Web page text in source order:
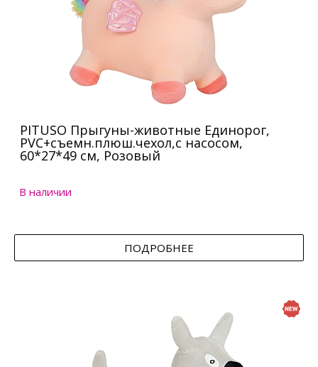
PITUSO Прыгуны-животные Единорог,
PVC+съемн.плюш.чехол,с насосом,
60*27*49 см, Розовый
В наличии
ПОДРОБНЕЕ